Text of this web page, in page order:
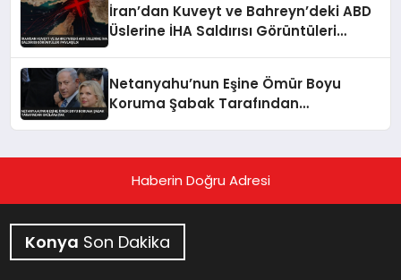
İran’dan Kuveyt ve Bahreyn’deki ABD
Üslerine İHA Saldırısı Görüntüleri
Netanyahu’nun Eşine Ömür Boyu
Koruma Şabak Tarafından
Haberin Doğru Adresi
Konya Son Dakika